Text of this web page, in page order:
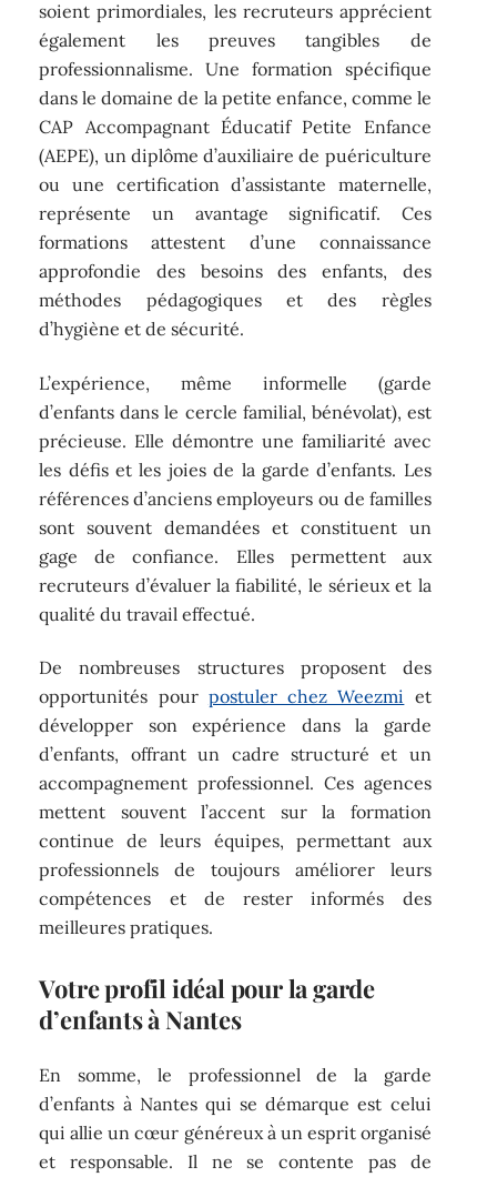
soient primordiales, les recruteurs apprécient
également les preuves tangibles de
professionnalisme. Une formation spécifique
dans le domaine de la petite enfance, comme le
CAP Accompagnant Éducatif Petite Enfance
(AEPE), un diplôme d’auxiliaire de puériculture
ou une certification d’assistante maternelle,
représente un avantage significatif. Ces
formations attestent d’une connaissance
approfondie des besoins des enfants, des
méthodes pédagogiques et des règles
d’hygiène et de sécurité.
L’expérience, même informelle (garde
d’enfants dans le cercle familial, bénévolat), est
précieuse. Elle démontre une familiarité avec
les défis et les joies de la garde d’enfants. Les
références d’anciens employeurs ou de familles
sont souvent demandées et constituent un
gage de confiance. Elles permettent aux
recruteurs d’évaluer la fiabilité, le sérieux et la
qualité du travail effectué.
De nombreuses structures proposent des
opportunités pour postuler chez Weezmi et
développer son expérience dans la garde
d’enfants, offrant un cadre structuré et un
accompagnement professionnel. Ces agences
mettent souvent l’accent sur la formation
continue de leurs équipes, permettant aux
professionnels de toujours améliorer leurs
compétences et de rester informés des
meilleures pratiques.
Votre profil idéal pour la garde
d’enfants à Nantes
En somme, le professionnel de la garde
d’enfants à Nantes qui se démarque est celui
qui allie un cœur généreux à un esprit organisé
et responsable. Il ne se contente pas de